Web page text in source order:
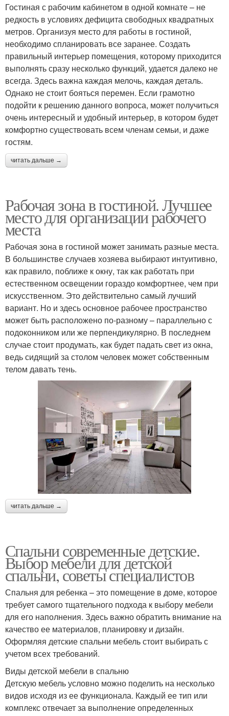
Гостиная с рабочим кабинетом в одной комнате – не
редкость в условиях дефицита свободных квадратных
метров. Организуя место для работы в гостиной,
необходимо спланировать все заранее. Создать
правильный интерьер помещения, которому приходится
выполнять сразу несколько функций, удается далеко не
всегда. Здесь важна каждая мелочь, каждая деталь.
Однако не стоит бояться перемен. Если грамотно
подойти к решению данного вопроса, может получиться
очень интересный и удобный интерьер, в котором будет
комфортно существовать всем членам семьи, и даже
гостям.
читать дальше →
Рабочая зона в гостиной. Лучшее
место для организации рабочего
места
Рабочая зона в гостиной может занимать разные места.
В большинстве случаев хозяева выбирают интуитивно,
как правило, поближе к окну, так как работать при
естественном освещении гораздо комфортнее, чем при
искусственном. Это действительно самый лучший
вариант. Но и здесь основное рабочее пространство
может быть расположено по-разному – параллельно с
подоконником или же перпендикулярно. В последнем
случае стоит продумать, как будет падать свет из окна,
ведь сидящий за столом человек может собственным
телом давать тень.
читать дальше →
Спальни современные детские.
Выбор мебели для детской
спальни, советы специалистов
Спальня для ребенка – это помещение в доме, которое
требует самого тщательного подхода к выбору мебели
для его наполнения. Здесь важно обратить внимание на
качество ее материалов, планировку и дизайн.
Оформляя детские спальни мебель стоит выбирать с
учетом всех требований.
Виды детской мебели в спальню
Детскую мебель условно можно поделить на несколько
видов исходя из ее функционала. Каждый ее тип или
комплекс отвечает за выполнение определенных